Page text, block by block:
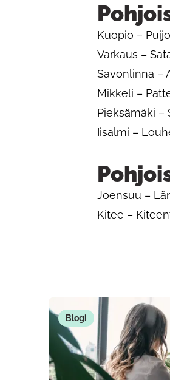
Kuopio –
Varkaus –
Savonlinna –
Mikkeli –
Pieksämäki –
Iisalmi –
Joensuu –
Kitee –
Blogi